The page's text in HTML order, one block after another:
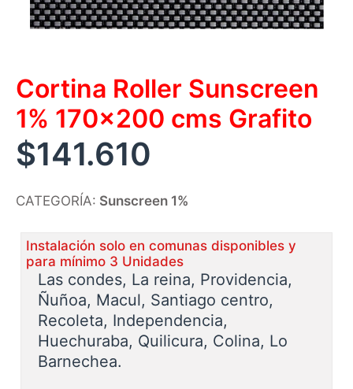
Cortina Roller Sunscreen
1% 170×200 cms Grafito
$141.610
CATEGORÍA: Sunscreen 1%
Instalación solo en comunas disponibles y
para mínimo 3 Unidades
Las condes, La reina, Providencia,
Ñuñoa, Macul, Santiago centro,
Recoleta, Independencia,
Huechuraba, Quilicura, Colina, Lo
Barnechea.